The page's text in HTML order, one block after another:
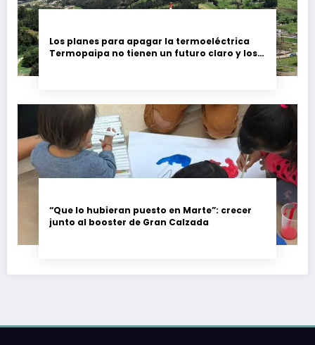
Los planes para apagar la termoeléctrica
Termopaipa no tienen un futuro claro y los
“Que lo hubieran puesto en Marte”: crecer
junto al booster de Gran Calzada